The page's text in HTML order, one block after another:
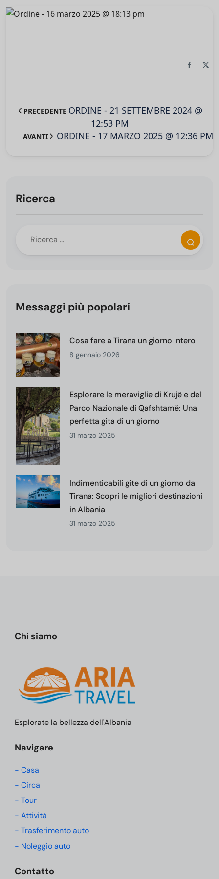
PRECEDENTE ORDINE - 21 SETTEMBRE 2024 @
12:53 PM
AVANTI ORDINE - 17 MARZO 2025 @ 12:36 PM
Ricerca
Messaggi più popolari
Cosa fare a Tirana un giorno intero
8 gennaio 2026
Esplorare le meraviglie di Krujë e del
Parco Nazionale di Qafshtamë: Una
perfetta gita di un giorno
31 marzo 2025
Indimenticabili gite di un giorno da
Tirana: Scopri le migliori destinazioni
in Albania
31 marzo 2025
Chi siamo
Esplorate la bellezza dell'Albania
Navigare
- Casa
- Circa
- Tour
- Attività
- Trasferimento auto
- Noleggio auto
Contatto